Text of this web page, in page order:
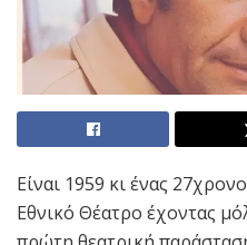
Είναι 1959 κι ένας
Εθνικό Θέατρο έχοντας